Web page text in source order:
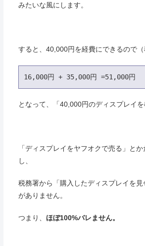
みたいな風にします。
すると、40,000円を経費にできるので
16,000円 + 35,000円 =51,000円
となって、「40,000円のディスプレイ
「ディスプレイをヤフオクで売る」と
し、
税務署から「購入したディスプレイを
がありません。
つまり、 ほぼ100%バレません。